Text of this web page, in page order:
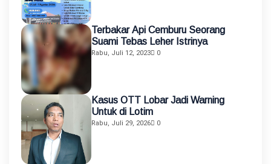
Terbakar Api Cemburu Seorang
Suami Tebas Leher Istrinya
Rabu, Juli 12, 2023 0
Kasus OTT Lobar Jadi Warning
Untuk di Lotim
Rabu, Juli 29, 2026 0